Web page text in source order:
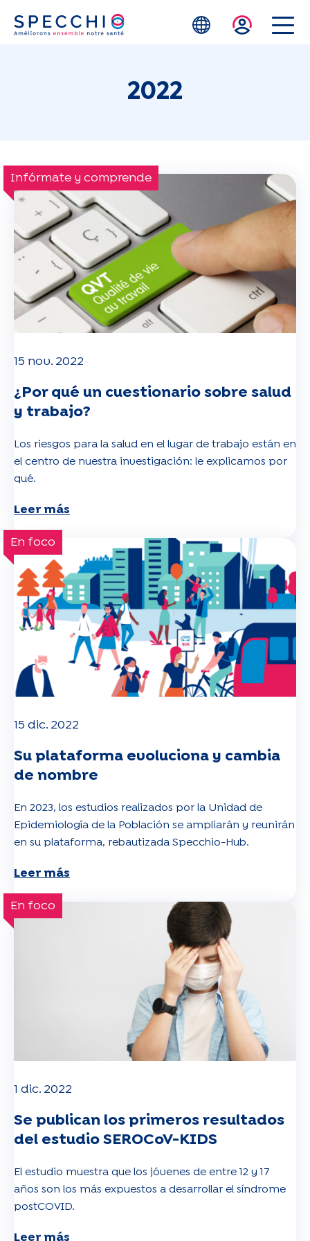
Skip to main content
2022
Infórmate y comprende
15 nov. 2022
¿Por qué un cuestionario sobre salud
y trabajo?
Los riesgos para la salud en el lugar de trabajo están en
el centro de nuestra investigación: le explicamos por
qué.
Leer más
En foco
15 dic. 2022
Su plataforma evoluciona y cambia
de nombre
En 2023, los estudios realizados por la Unidad de
Epidemiología de la Población se ampliarán y reunirán
en su plataforma, rebautizada Specchio-Hub.
Leer más
En foco
1 dic. 2022
Se publican los primeros resultados
del estudio SEROCoV-KIDS
El estudio muestra que los jóvenes de entre 12 y 17
años son los más expuestos a desarrollar el síndrome
postCOVID.
Leer más